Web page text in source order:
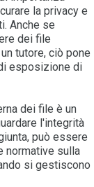
la privacy e
Anche se
dei file
tutore, ciò pone
esposizione di
dei file è un
l'integrità
può essere
normative sulla
si gestiscono